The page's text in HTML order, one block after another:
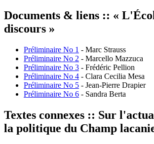
Documents & liens :: «
discours »
Préliminaire No 1 - Marc Strauss
Préliminaire No 2 - Marcello Mazzuca
Préliminaire No 3 - Frédéric Pellion
Préliminaire No 4 - Clara Cecilia Mesa
Préliminaire No 5 - Jean-Pierre Drapier
Préliminaire No 6 - Sandra Berta
Textes connexes :: Sur
la politique du Champ